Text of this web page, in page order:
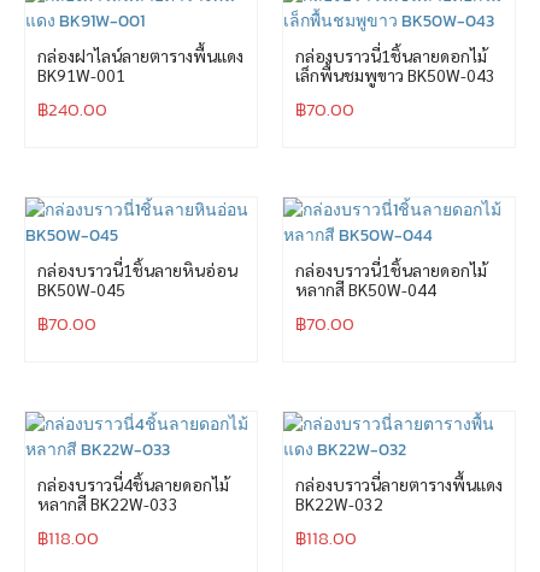
กล่องฝาไลน์ลายตารางพื้นแดง
BK91W-001
฿240.00
กล่องบราวนี่1ชิ้นลายดอกไม้
เล็กพื้นชมพูขาว BK50W-043
฿70.00
กล่องบราวนี่1ชิ้นลายหินอ่อน
BK50W-045
฿70.00
กล่องบราวนี่1ชิ้นลายดอกไม้
หลากสี BK50W-044
฿70.00
กล่องบราวนี่4ชิ้นลายดอกไม้
หลากสี BK22W-033
฿118.00
กล่องบราวนี่ลายตารางพื้นแดง
BK22W-032
฿118.00